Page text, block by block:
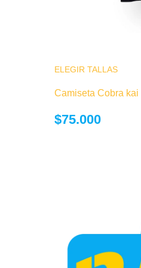
ELEGIR TALLAS
Camiseta Cobra
$75.000